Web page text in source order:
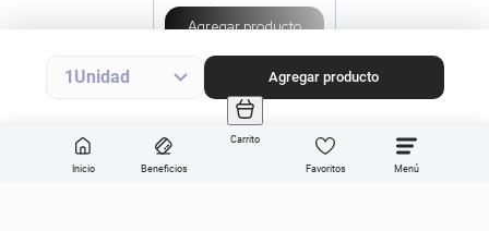
Inicio Beneficios
Carrito
Favoritos
1 Agregar producto
Agregar producto